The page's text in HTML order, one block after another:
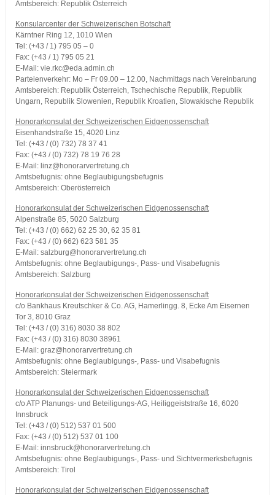
Amtsbereich: Republik Österreich
Konsularcenter der Schweizerischen Botschaft
Kärntner Ring 12, 1010 Wien
Tel: (+43 / 1) 795 05 – 0
Fax: (+43 / 1) 795 05 21
E-Mail: vie.rkc@eda.admin.ch
Parteienverkehr: Mo – Fr 09.00 – 12.00, Nachmittags nach Vereinbarung
Amtsbereich: Republik Österreich, Tschechische Republik, Republik
Ungarn, Republik Slowenien, Republik Kroatien, Slowakische Republik
Honorarkonsulat der Schweizerischen Eidgenossenschaft
Eisenhandstraße 15, 4020 Linz
Tel: (+43 / (0) 732) 78 37 41
Fax: (+43 / (0) 732) 78 19 76 28
E-Mail: linz@honorarvertretung.ch
Amtsbefugnis: ohne Beglaubigungsbefugnis
Amtsbereich: Oberösterreich
Honorarkonsulat der Schweizerischen Eidgenossenschaft
Alpenstraße 85, 5020 Salzburg
Tel: (+43 / (0) 662) 62 25 30, 62 35 81
Fax: (+43 / (0) 662) 623 581 35
E-Mail: salzburg@honorarvertretung.ch
Amtsbefugnis: ohne Beglaubigungs-, Pass- und Visabefugnis
Amtsbereich: Salzburg
Honorarkonsulat der Schweizerischen Eidgenossenschaft
c/o Bankhaus Kreutschker & Co. AG, Hamerlingg. 8, Ecke Am Eisernen
Tor 3, 8010 Graz
Tel: (+43 / (0) 316) 8030 38 802
Fax: (+43 / (0) 316) 8030 38961
E-Mail: graz@honorarvertretung.ch
Amtsbefugnis: ohne Beglaubigungs-, Pass- und Visabefugnis
Amtsbereich: Steiermark
Honorarkonsulat der Schweizerischen Eidgenossenschaft
c/o ATP Planungs- und Beteiligungs-AG, Heiliggeiststraße 16, 6020
Innsbruck
Tel: (+43 / (0) 512) 537 01 500
Fax: (+43 / (0) 512) 537 01 100
E-Mail: innsbruck@honorarvertretung.ch
Amtsbefugnis: ohne Beglaubigungs-, Pass- und Sichtvermerksbefugnis
Amtsbereich: Tirol
Honorarkonsulat der Schweizerischen Eidgenossenschaft